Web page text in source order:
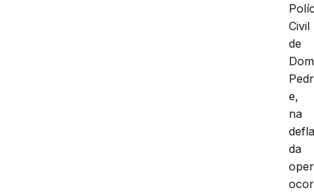
Civil
de
Dom
e,
na
da